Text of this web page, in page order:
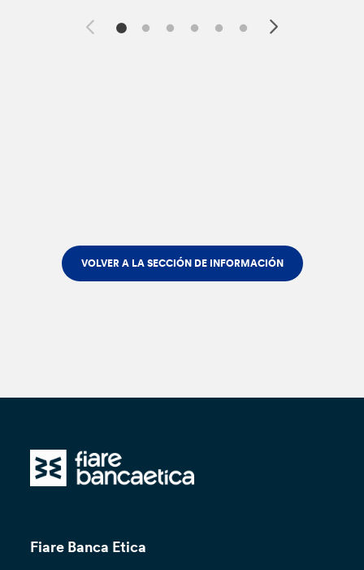
VOLVER A LA SECCIÓN DE INFORMACIÓN
Fiare Banca Etica